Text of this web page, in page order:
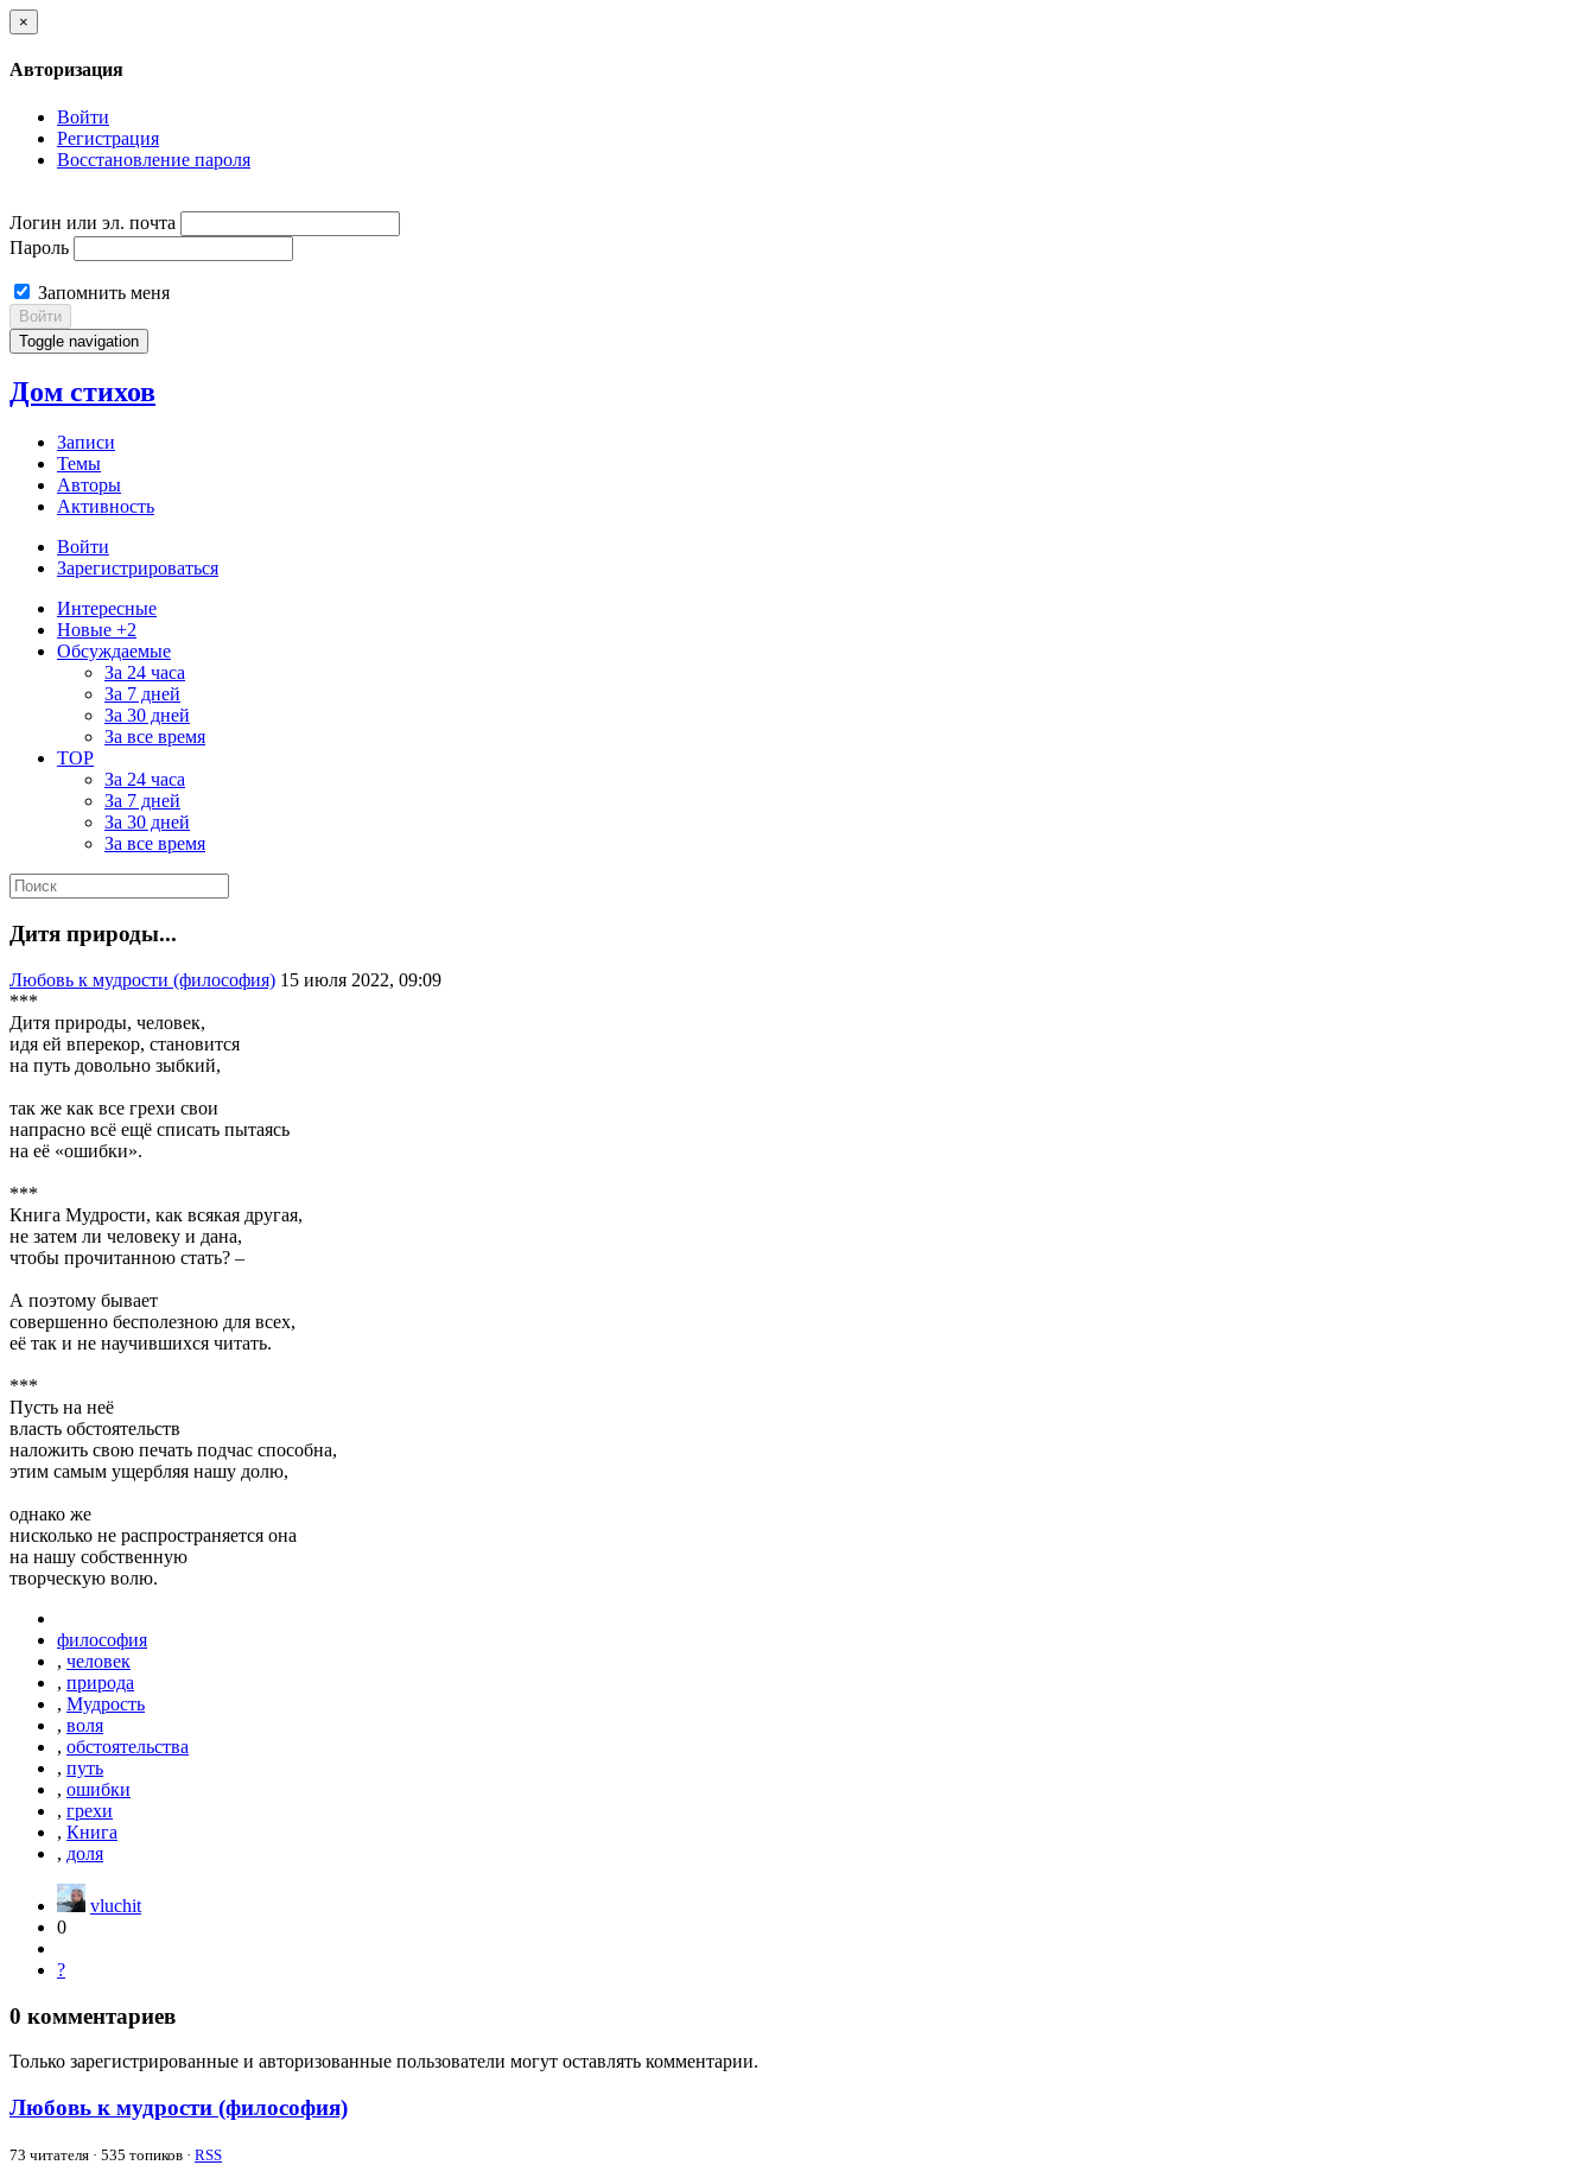
×
Авторизация
Войти
Регистрация
Восстановление пароля
Логин или эл. почта
Пароль
Запомнить меня
Войти
Toggle navigation
Дом стихов
Записи
Темы
Авторы
Активность
Войти
Зарегистрироваться
Интересные
Новые +2
Обсуждаемые
За 24 часа
За 7 дней
За 30 дней
За все время
TOP
За 24 часа
За 7 дней
За 30 дней
За все время
Дитя природы...
Любовь к мудрости (философия) 15 июля 2022, 09:09
***
Дитя природы, человек,
идя ей вперекор, становится
на путь довольно зыбкий,
так же как все грехи свои
напрасно всё ещё списать пытаясь
на её «ошибки».
***
Книга Мудрости, как всякая другая,
не затем ли человеку и дана,
чтобы прочитанною стать? –
А поэтому бывает
совершенно бесполезною для всех,
её так и не научившихся читать.
***
Пусть на неё
власть обстоятельств
наложить свою печать подчас способна,
этим самым ущербляя нашу долю,
однако же
нисколько не распространяется она
на нашу собственную
творческую волю.
философия
, человек
, природа
, Мудрость
, воля
, обстоятельства
, путь
, ошибки
, грехи
, Книга
, доля
vluchit
0
?
0 комментариев
Только зарегистрированные и авторизованные пользователи могут оставлять комментарии.
Любовь к мудрости (философия)
73 читателя · 535 топиков · RSS